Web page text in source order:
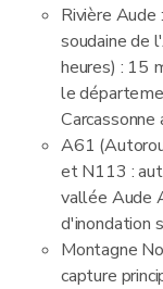
Rivière Aude
soudaine de
heures) : 15
le
A61
et N113 :
vallée Aude
d'inondation
Montagne
capture